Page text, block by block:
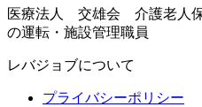
医療法人 交雄会 介護老人
の運転・施設管理職員
レバジョブについて
プライバシーポリシー